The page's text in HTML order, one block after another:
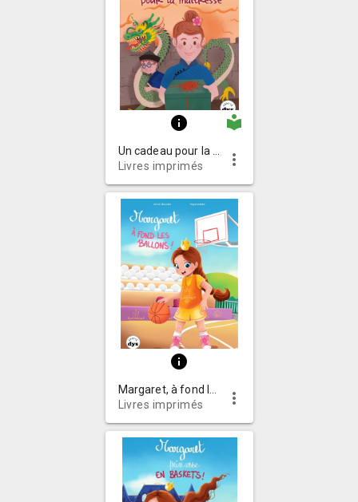
info local_library
Livres imprimés
more_vert
info
Livres imprimés
more_vert